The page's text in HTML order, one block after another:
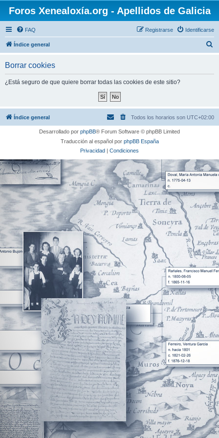
Foros Xenealoxía.org - Apellidos de Galicia
FAQ Identificarse
Registrarse
Índice general
Borrar cookies
¿Está seguro de que quiere borrar todas las cookies de este sitio?
Índice general Todos los horarios son UTC+02:00
Desarrollado por phpBB® Forum Software © phpBB Limited
Traducción al español por phpBB España
Privacidad | Condiciones